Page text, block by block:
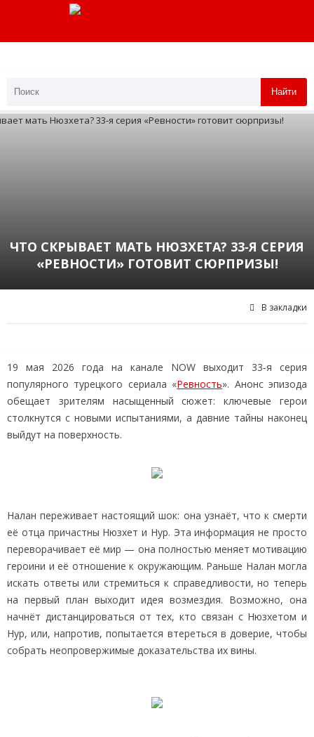
Найти
ЧТО СКРЫВАЕТ МАТЬ НЮЗХЕТА? 33‑Я СЕРИЯ
«РЕВНОСТИ» ГОТОВИТ СЮРПРИЗЫ!
В закладки
19 мая 2026 года на канале NOW выходит 33‑я серия
популярного турецкого сериала «Ревность». Анонс эпизода
обещает зрителям насыщенный сюжет: ключевые герои
столкнутся с новыми испытаниями, а давние тайны наконец
выйдут на поверхность.
Налан переживает настоящий шок: она узнаёт, что к смерти
её отца причастны Нюзхет и Нур. Эта информация не просто
переворачивает её мир — она полностью меняет мотивацию
героини и её отношение к окружающим. Раньше Налан могла
искать ответы или стремиться к справедливости, но теперь
на первый план выходит идея возмездия. Возможно, она
начнёт дистанцироваться от тех, кто связан с Нюзхетом и
Нур, или, напротив, попытается втереться в доверие, чтобы
собрать неопровержимые доказательства их вины.